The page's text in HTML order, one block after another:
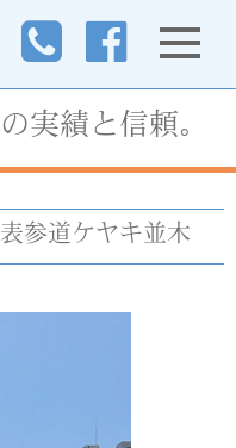
実績と信頼。
参道ケヤキ並木